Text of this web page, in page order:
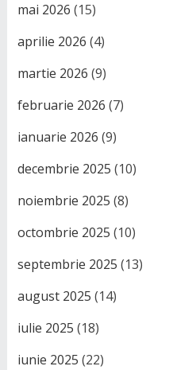
mai 2026 (15)
aprilie 2026 (4)
martie 2026 (9)
februarie 2026 (7)
ianuarie 2026 (9)
decembrie 2025 (10)
noiembrie 2025 (8)
octombrie 2025 (10)
septembrie 2025 (13)
august 2025 (14)
iulie 2025 (18)
iunie 2025 (22)